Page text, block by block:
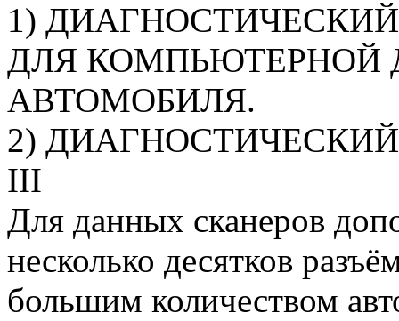
1) ДИАГНОСТИЧЕСКИЙ
ДЛЯ КОМПЬЮТЕРНОЙ
АВТОМОБИЛЯ.
2) ДИАГНОСТИЧЕСКИЙ
III
Для данных сканеров
несколько десятков
большим количеством